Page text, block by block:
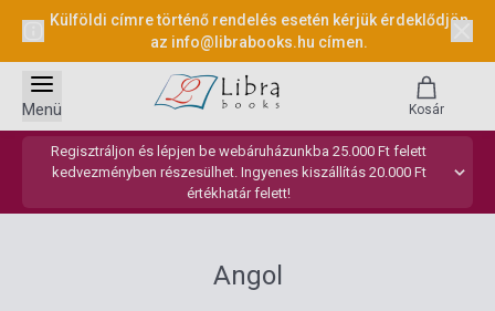
Külföldi címre történő rendelés esetén kérjük érdeklődjön
az info@librabooks.hu címen.
Regisztráljon és lépjen be webáruházunkba 25.000 Ft felett
kedvezményben részesülhet. Ingyenes kiszállítás 20.000 Ft
értékhatár felett!
Menü Kosár
Angol